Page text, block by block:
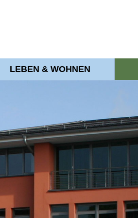
LEBEN & WOHNEN